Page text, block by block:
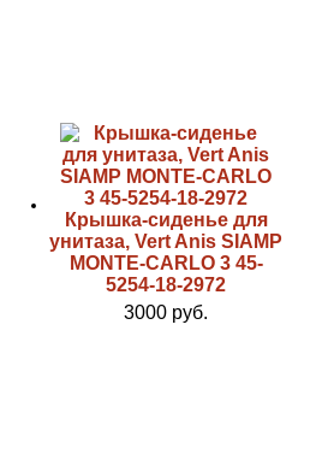
Крышка-сиденье для
унитаза, Vert Anis SIAMP
MONTE-CARLO 3 45-
5254-18-2972
3000 руб.